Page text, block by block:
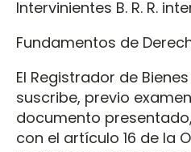
Intervinientes B. R. R.
Fundamentos de
El Registrador de
suscribe, previo
documento
con el artículo 16 de la